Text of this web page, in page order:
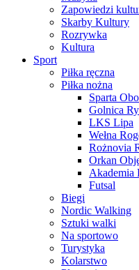
Zapowiedzi
Skarby Kultury
Rozrywka
Kultura
Sport
Piłka ręczna
Piłka nożna
Sparta
Golnica
LKS Lipa
Wełna
Rożnovia
Orkan
Akademia
Futsal
Biegi
Nordic Walking
Sztuki walki
Na sportowo
Turystyka
Kolarstwo